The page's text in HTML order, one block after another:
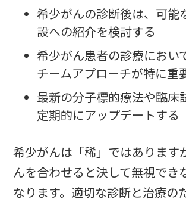
希少がんの診断後は、可能
設への紹介を検討する
希少がん患者の診療におい
チームアプローチが特に重
最新の分子標的療法や臨床
定期的にアップデートする
希少がんは「稀」ではあります
んを合わせると決して無視でき
なります。適切な診断と治療の